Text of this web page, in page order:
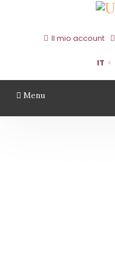
Il mio account
IT
Menu